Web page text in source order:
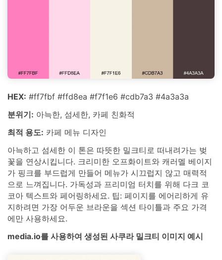
HEX: #ff7fbf #ffd8ea #f7f1e6 #cdb7a3 #4a3a3a
분위기: 아늑한, 섬세한, 카페 친화적
최적 용도: 카페 메뉴 디자인
아늑하고 섬세한 이 톤은 따뜻한 밀크티로 떠내려가는 벚
꽃을 연상시킵니다. 크리미한 오프화이트와 캐러멜 베이지
가 핑크를 부드럽게 만들어 메뉴가 시끄럽지 않고 매력적
으로 느껴집니다. 가독성과 프리미엄 터치를 위해 다크 코
코아 텍스트와 페어링하세요. 팁: 페이지를 에어리하게 유
지하려면 가장 어두운 브라운을 섹션 타이틀과 주요 가격
에만 사용하세요.
media.io를 사용하여 생성된 사쿠라 밀크티 이미지 예시